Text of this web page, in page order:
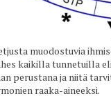
muodostuvia
kaikilla tunnetuilla
perustana ja niitä
raaka-aineeksi.